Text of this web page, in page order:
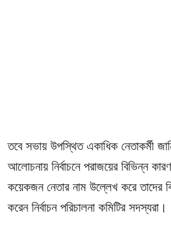
তবে সভায় উপস্থিত একাধিক নেতাকর্মী
আলোচনায় নির্বাচনে পরাজয়ের বিভিন্ন
কয়েকজন নেতার নাম উল্লেখ করে তাদের
করেন নির্বাচন পরিচালনা কমিটির সদস্যরা।